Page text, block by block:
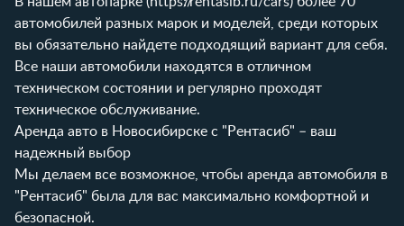
автомобилей разных марок и моделей, среди которых
вы обязательно найдете подходящий вариант для себя.
Все наши автомобили находятся в отличном
техническом состоянии и регулярно проходят
техническое обслуживание.
Аренда авто в Новосибирске с "Рентасиб" – ваш
надежный выбор
Мы делаем все возможное, чтобы аренда автомобиля в
"Рентасиб" была для вас максимально комфортной и
безопасной.